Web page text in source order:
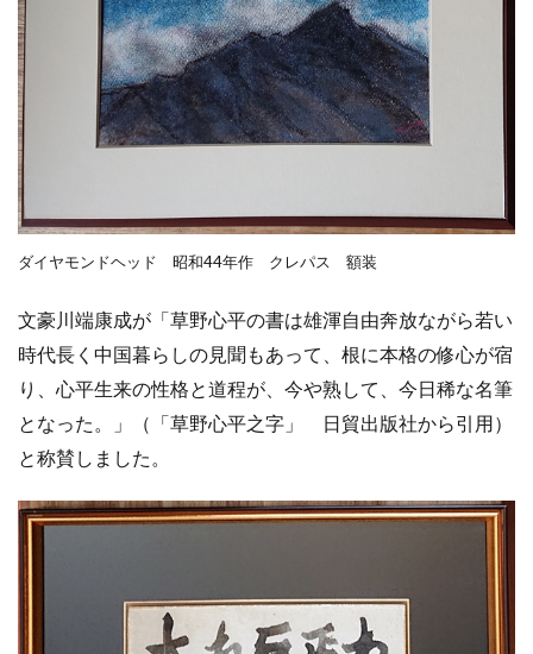
ダイヤモンドヘッド 昭和44年作 クレパス 額装
文豪川端康成が「草野心平の書は雄渾自由奔放ながら若い
時代長く中国暮らしの見聞もあって、根に本格の修心が宿
り、心平生来の性格と道程が、今や熟して、今日稀な名筆
となった。」（「草野心平之字」 日貿出版社から引用）
と称賛しました。